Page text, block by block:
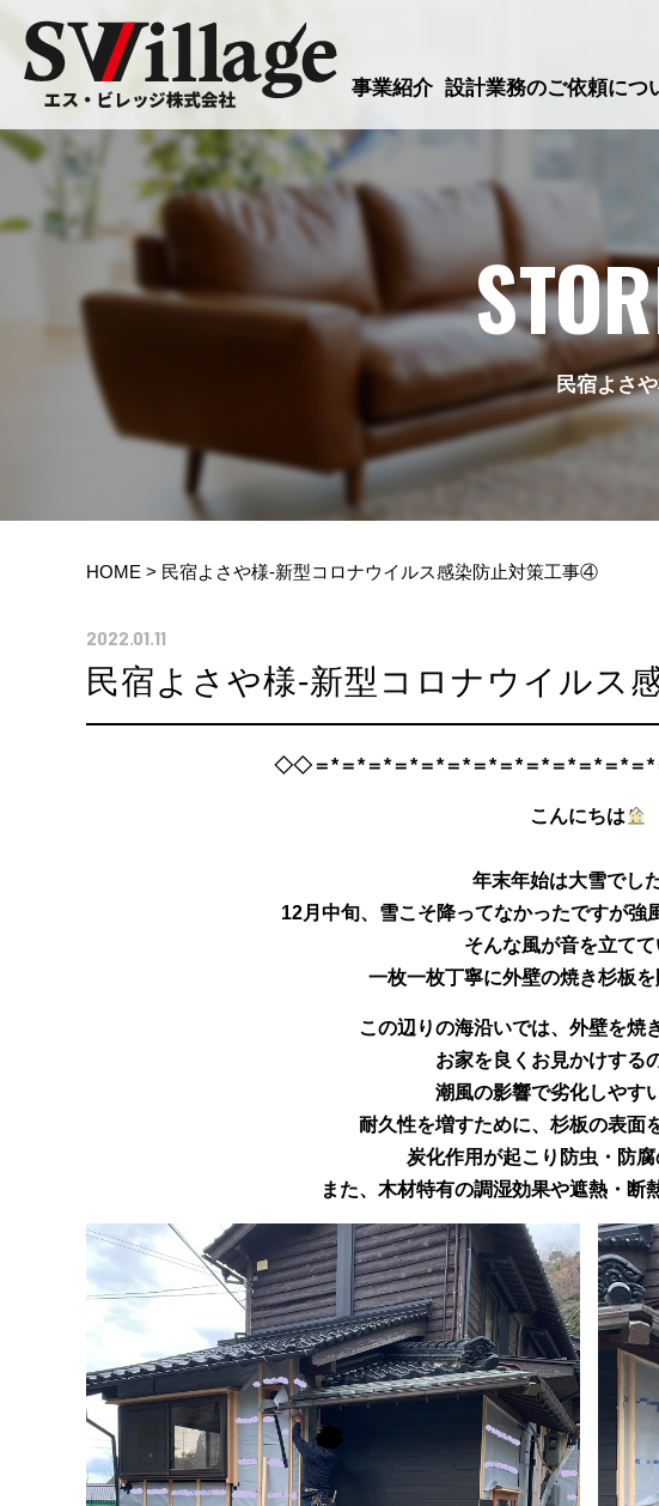
事業紹介 設計業務のご依頼につ
民宿よさ
HOME > 民宿よさや様-新型コロナウイルス感染防止対策工事④
2022.01.11
民宿よさや様-新型コロナウイルス
◇◇＝*＝*＝*＝*＝*＝*＝*＝*＝*＝*＝*＝*
こんにちは
年末年始は大雪でし
12月中旬、雪こそ降ってなかったですが強
そんな風が音を立て
一枚一枚丁寧に外壁の焼き杉板を
この辺りの海沿いでは、外壁を焼
お家を良くお見かけする
潮風の影響で劣化しやす
耐久性を増すために、杉板の表面
炭化作用が起こり防虫・防腐
また、木材特有の調湿効果や遮熱・断